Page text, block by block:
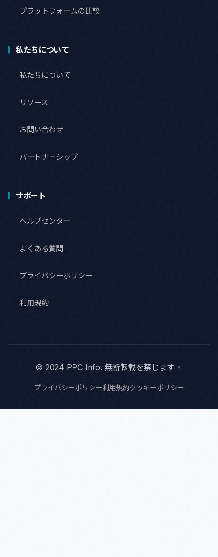
プラットフォームの比較
私たちについて
私たちについて
リソース
お問い合わせ
パートナーシップ
サポート
ヘルプセンター
よくある質問
プライバシーポリシー
利用規約
© 2024 PPC Info. 無断転載を禁じます。
プライバシーポリシー利用規約クッキーポリシー